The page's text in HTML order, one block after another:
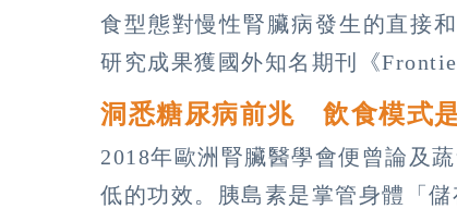
食型態對慢性腎臟病發生的直接
研究成果獲國外知名期刊《
洞悉糖尿病前兆 飲食模式
2018年歐洲腎臟醫學會便曾論及
低的功效。胰島素是掌管身體「